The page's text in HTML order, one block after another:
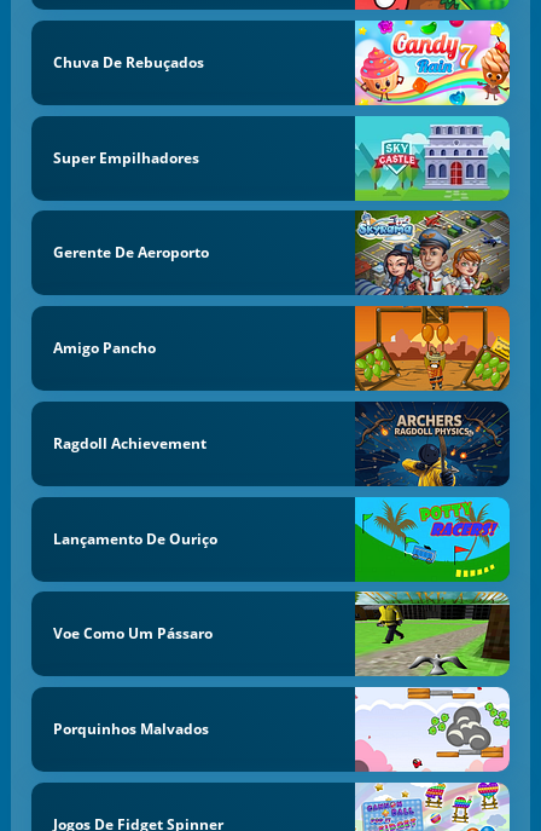
Chuva De Rebuçados
Super Empilhadores
Gerente De Aeroporto
Amigo Pancho
Ragdoll Achievement
Lançamento De Ouriço
Voe Como Um Pássaro
Porquinhos Malvados
Jogos De Fidget Spinner